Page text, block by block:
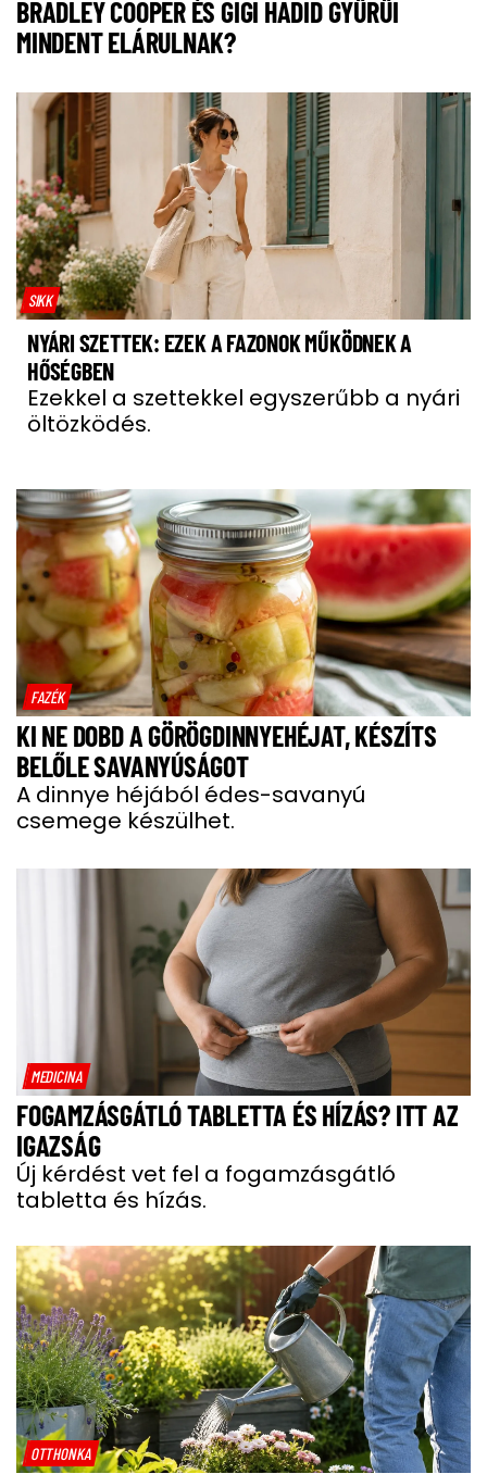
BRADLEY COOPER ÉS GIGI HADID GYŰRŰI
MINDENT ELÁRULNAK?
SIKK
NYÁRI SZETTEK: EZEK A FAZONOK MŰKÖDNEK A
HŐSÉGBEN
Ezekkel a szettekkel egyszerűbb a nyári
öltözködés.
FAZÉK
KI NE DOBD A GÖRÖGDINNYEHÉJAT, KÉSZÍTS
BELŐLE SAVANYÚSÁGOT
A dinnye héjából édes-savanyú
csemege készülhet.
MEDICINA
FOGAMZÁSGÁTLÓ TABLETTA ÉS HÍZÁS? ITT AZ
IGAZSÁG
Új kérdést vet fel a fogamzásgátló
tabletta és hízás.
OTTHONKA